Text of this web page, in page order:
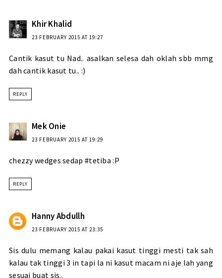
Khir Khalid
23 FEBRUARY 2015 AT 19:27
Cantik kasut tu Nad.. asalkan selesa dah oklah sbb mmg
dah cantik kasut tu.. :)
REPLY
Mek Onie
23 FEBRUARY 2015 AT 19:29
chezzy wedges sedap #tetiba :P
REPLY
Hanny Abdullh
23 FEBRUARY 2015 AT 23:35
Sis dulu memang kalau pakai kasut tinggi mesti tak sah
kalau tak tinggi 3 in tapi la ni kasut macam ni aje lah yang
sesuai buat sis..